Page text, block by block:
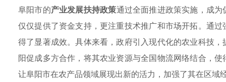
阜阳市的产业发展扶持政策通过全面推进政策实施，成
仅仅提供了资金支持，更注重技术推广和市场开拓。通过
得了显著成效。具体来看，政府引入现代化的农业科技
阳促成多方合作，将其农业资源与全国物流网络结合，
让阜阳市在农产品领域展现出新的活力，加强了其在区域